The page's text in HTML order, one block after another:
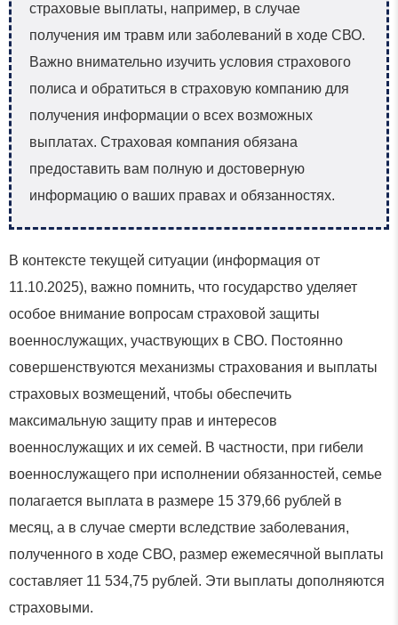
страховые выплаты, например, в случае
получения им травм или заболеваний в ходе СВО.
Важно внимательно изучить условия страхового
полиса и обратиться в страховую компанию для
получения информации о всех возможных
выплатах. Страховая компания обязана
предоставить вам полную и достоверную
информацию о ваших правах и обязанностях.
В контексте текущей ситуации (информация от
11.10.2025), важно помнить, что государство уделяет
особое внимание вопросам страховой защиты
военнослужащих, участвующих в СВО. Постоянно
совершенствуются механизмы страхования и выплаты
страховых возмещений, чтобы обеспечить
максимальную защиту прав и интересов
военнослужащих и их семей. В частности, при гибели
военнослужащего при исполнении обязанностей, семье
полагается выплата в размере 15 379,66 рублей в
месяц, а в случае смерти вследствие заболевания,
полученного в ходе СВО, размер ежемесячной выплаты
составляет 11 534,75 рублей. Эти выплаты дополняются
страховыми.